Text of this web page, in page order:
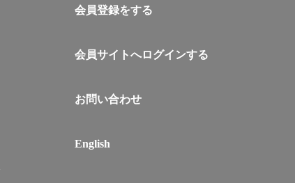
会員登録をする
会員サイトへログインする
お問い合わせ
English